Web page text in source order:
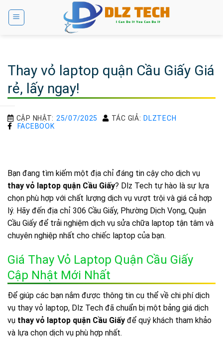
Thay vỏ laptop quận Cầu Giấy Giá
rẻ, lấy ngay!
CẬP NHẬT: 25/07/2025 TÁC GIẢ: DLZTECH
FACEBOOK
Bạn đang tìm kiếm một địa chỉ đáng tin cậy cho dịch vụ
thay vỏ laptop quận Cầu Giấy? Dlz Tech tự hào là sự lựa
chọn phù hợp với chất lượng dịch vụ vượt trội và giá cả hợp
lý. Hãy đến địa chỉ 306 Cầu Giấy, Phường Dịch Vọng, Quận
Cầu Giấy để trải nghiệm dịch vụ sửa chữa laptop tận tâm và
chuyên nghiệp nhất cho chiếc laptop của bạn.
Giá Thay Vỏ Laptop Quận Cầu Giấy
Cập Nhật Mới Nhất
Để giúp các bạn nắm được thông tin cụ thể về chi phí dịch
vụ thay vỏ laptop, Dlz Tech đã chuẩn bị một bảng giá dịch
vụ thay vỏ laptop quận Cầu Giấy để quý khách tham khảo
và lựa chọn dịch vụ phù hợp nhất.